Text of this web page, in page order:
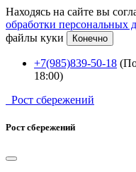
Находясь на сайте вы
обработки персональных
файлы куки
Конечно
+7(985)839-50-18
18:00)
Рост сбережений
Рост сбережений